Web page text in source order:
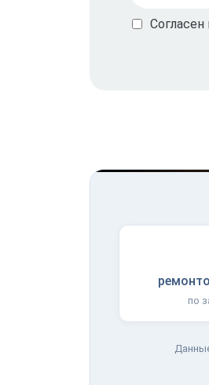
Согласен
по